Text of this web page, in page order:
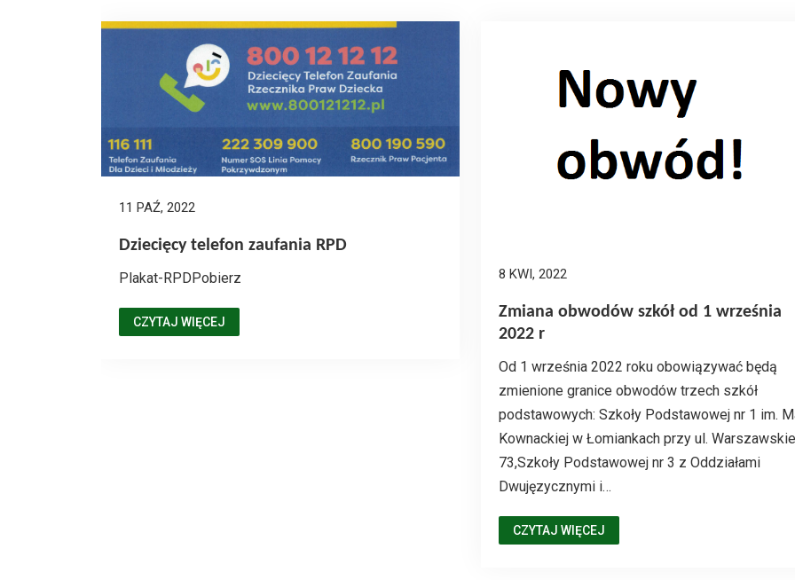
11 PAŹ, 2022
Dziecięcy telefon zaufania RPD
Plakat-RPDPobierz
CZYTAJ WIĘCEJ
8 KWI, 2022
Zmiana obwodów szkół od 1 września
2022 r
Od 1 września 2022 roku obowiązywać będą
zmienione granice obwodów trzech szkół
podstawowych: Szkoły Podstawowej nr 1 im.
Kownackiej w Łomiankach przy ul.
73,Szkoły Podstawowej nr 3 z Oddziałami
Dwujęzycznymi i…
CZYTAJ WIĘCEJ